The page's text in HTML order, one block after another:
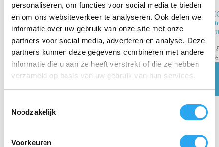
personaliseren, om functies voor social media te bieden
en om ons websiteverkeer te analyseren. Ook delen we
informatie over uw gebruik van onze site met onze
partners voor social media, adverteren en analyse. Deze
partners kunnen deze gegevens combineren met andere
informatie die u aan ze heeft verstrekt of die ze hebben
verzameld op basis van uw gebruik van hun services.
Noodzakelijk
Voorkeuren
voor Numatic
€18,09 incl.
€14,95excl. BTW
aan